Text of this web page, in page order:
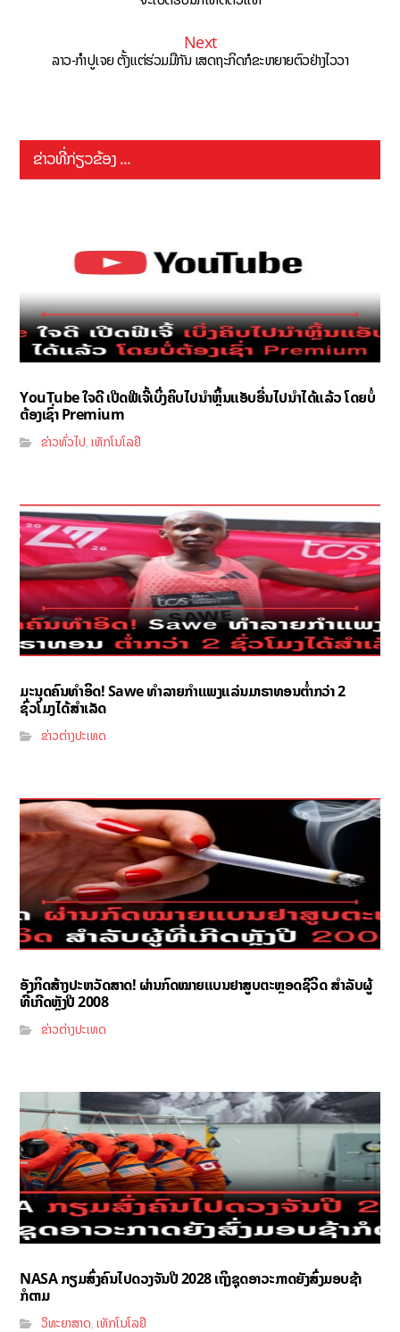
Next
ລາວ-ກຳປູເຈຍ ຕັ້ງແຕ່ຮ່ວມມືກັນ ເສດຖະກິດກໍຂະຫຍາຍຕົວຢ່າງໄວວາ
ຂ່າວທີ່ກ່ຽວຂ້ອງ ...
YouTube ໃຈດີ ເປີດຟີເຈີ້ເບິ່ງຄິບໄປນຳຫຼິ້ນແອັບອື່ນໄປນຳໄດ້ແລ້ວ ໂດຍບໍ່
ຕ້ອງເຊົ່າ Premium
ຂ່າວທົ່ວໄປ,ເທັກໂນໂລຢີ
ມະນຸດຄົນທຳອິດ! Sawe ທຳລາຍກຳແພງແລ່ນມາຣາທອນຕ່ຳກວ່າ 2
ຊົ່ວໂມງໄດ້ສຳເລັດ
ຂ່າວຕ່າງປະເທດ
ອັງກິດສ້າງປະຫວັດສາດ! ຜ່ານກົດໝາຍແບນຢາສູບຕະຫຼອດຊີວິດ ສຳລັບຜູ້
ທີ່ເກີດຫຼັງປີ 2008
ຂ່າວຕ່າງປະເທດ
NASA ກຽມສົ່ງຄົນໄປດວງຈັນປີ 2028 ເຖິງຊຸດອາວະກາດຍັງສົ່ງມອບຊ້າ
ກໍຕາມ
ວິທະຍາສາດ,ເທັກໂນໂລຢີ